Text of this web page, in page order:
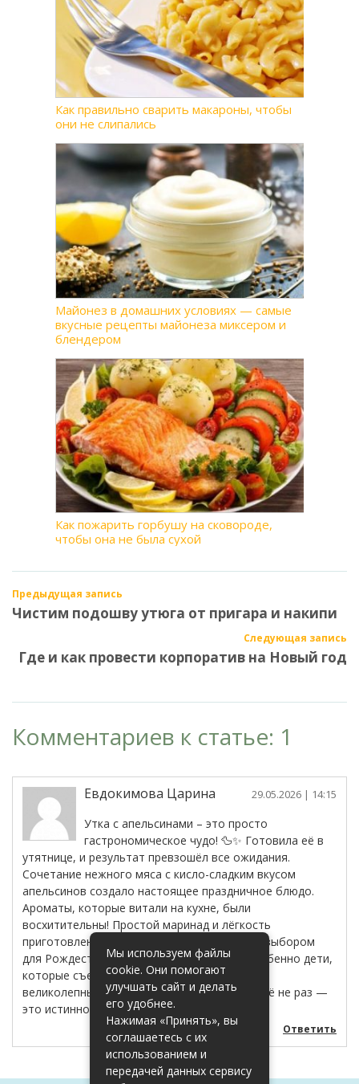
Как правильно сварить макароны, чтобы
они не слипались
Майонез в домашних условиях — самые
вкусные рецепты майонеза миксером и
блендером
Как пожарить горбушу на сковороде,
чтобы она не была сухой
Предыдущая запись
Чистим подошву утюга от пригара и накипи
Следующая запись
Где и как провести корпоратив на Новый год
Комментариев к статье: 1
Евдокимова Царина 29.05.2026 | 14:15
Утка с апельсинами – это просто
гастрономическое чудо! 🦆✨ Готовила её в
утятнице, и результат превзошёл все ожидания.
Сочетание нежного мяса с кисло-сладким вкусом
апельсинов создало настоящее праздничное блюдо.
Ароматы, которые витали на кухне, были
восхитительны! Простой маринад и лёгкость
приготовления делают эту утку идеальным выбором
для Рождества. Семья была в восторге, особенно дети,
которые съели всё без остатка. Спасибо за
великолепный рецепт! Буду готовить так ещё не раз —
это истинное удовольствие! 🎄🍊
Ответить
Мы используем файлы
cookie. Они помогают
улучшать сайт и делать
его удобнее.
Нажимая «Принять», вы
соглашаетесь с их
использованием и
передачей данных сервису